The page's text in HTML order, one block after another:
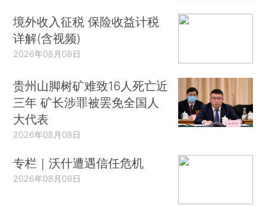
境外收入征税 保险收益计税
详解(含视频)
2026年08月08日
贵州山脚树矿难致16人死亡近
三年 矿长涉罪被罢免全国人
大代表
2026年08月08日
专栏｜沃什遭遇信任危机
2026年08月08日